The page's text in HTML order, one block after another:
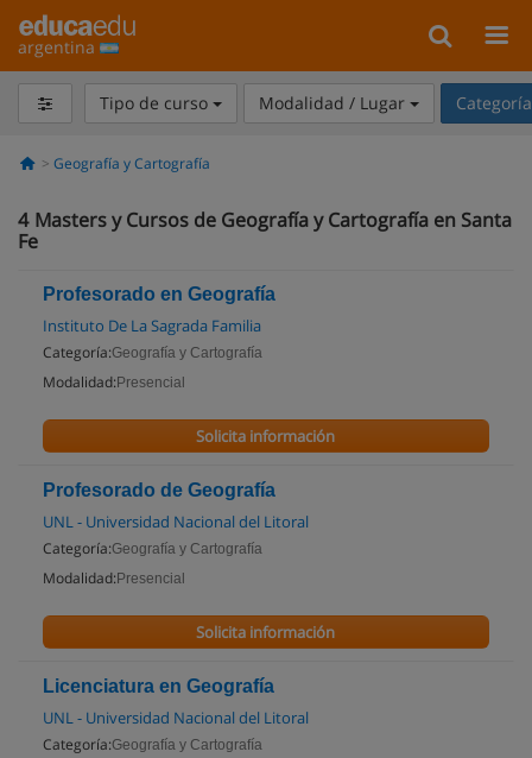
argentina
Tipo de curso Modalidad / Lugar
Geografía y Cartografía
4 Masters y Cursos de Geografía y Cartografía en Santa
Fe
Profesorado en Geografía
Instituto De La Sagrada Familia
Categoría:Geografía y Cartografía
Modalidad: Presencial
Solicita información
Profesorado de Geografía
UNL - Universidad Nacional del Litoral
Categoría:Geografía y Cartografía
Modalidad: Presencial
Solicita información
Licenciatura en Geografía
UNL - Universidad Nacional del Litoral
Categoría:Geografía y Cartografía